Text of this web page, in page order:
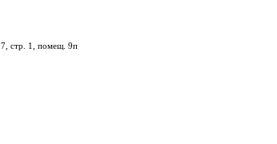
стр. 1, помещ. 9п